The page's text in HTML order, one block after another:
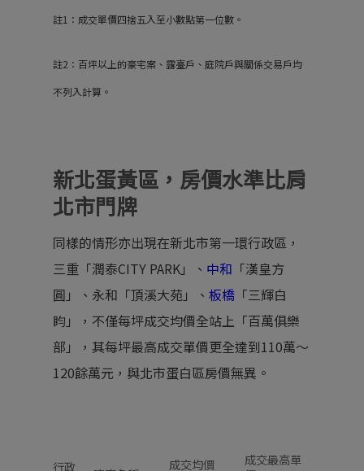
註1：成交單價四捨五入至小數點第一位數。
註2：百坪以上的豪宅案、露臺戶、庭院戶與關係交易戶均
不列入計算。
新北蛋黃區，房價水準比肩
北市門牌
同樣的情形亦出現在新北市第一環行政區，
三重「潤泰CITY PARK」、 中和 「漢皇方
圓」、永和「頂溪大苑」、 板橋 「三輝白
盷」，不僅每坪成交均價全站上「百萬俱樂
部」，其每坪最高成交單價更全達到110萬～
120餘萬元，與北市蛋白區房價無異。
行政 成交均價
成交最高單